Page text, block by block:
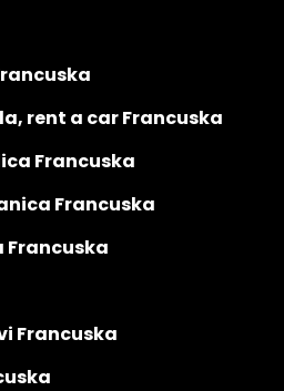
rent a car Francuska
Francuska
Francuska
Francuska
Francuska